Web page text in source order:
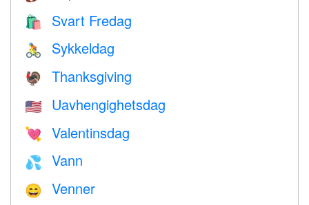
🛍 Svart Fredag
🚴 Sykkeldag
🦃 Thanksgiving
🇺🇸 Uavhengighetsdag
💘 Valentinsdag
💦 Vann
😄 Venner